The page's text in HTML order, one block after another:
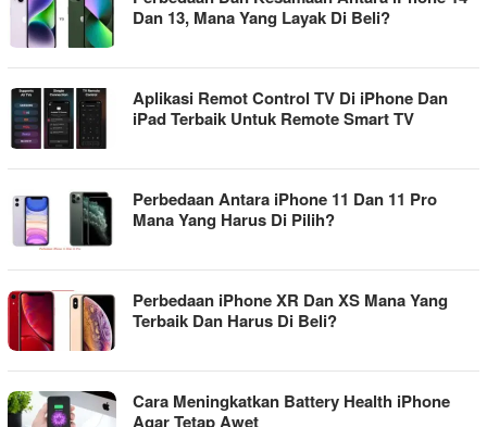
Dan 13, Mana Yang Layak Di Beli?
Aplikasi Remot Control TV Di iPhone Dan
iPad Terbaik Untuk Remote Smart TV
Perbedaan Antara iPhone 11 Dan 11 Pro
Mana Yang Harus Di Pilih?
Perbedaan iPhone XR Dan XS Mana Yang
Terbaik Dan Harus Di Beli?
Cara Meningkatkan Battery Health iPhone
Agar Tetap Awet